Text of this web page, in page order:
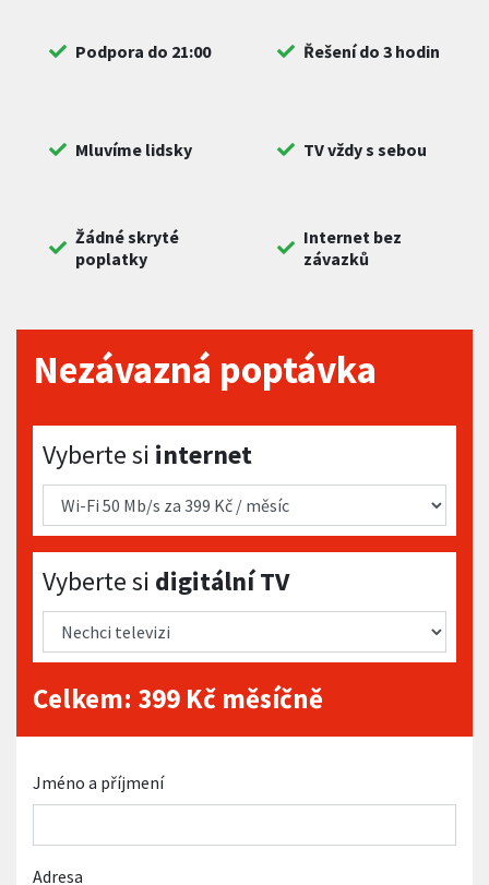
Podpora do 21:00 Řešení do 3 hodin
Mluvíme lidsky TV vždy s sebou
Žádné skryté
poplatky
Internet bez
závazků
Nezávazná poptávka
Vyberte si internet
Vyberte si internet
Vyberte si digitální TV
Vyberte si digitální TV
Celkem: 399 Kč měsíčně
Jméno a příjmení
Adresa